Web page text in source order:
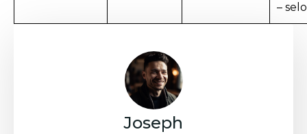
–
Joseph